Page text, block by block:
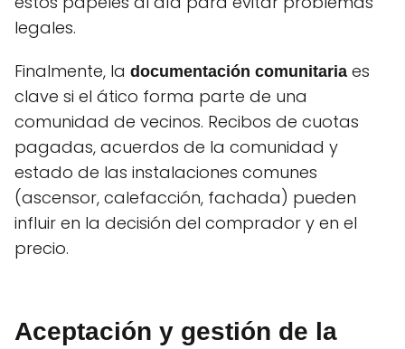
legales.
Finalmente, la documentación comunitaria es
clave si el ático forma parte de una
comunidad de vecinos. Recibos de cuotas
pagadas, acuerdos de la comunidad y
estado de las instalaciones comunes
(ascensor, calefacción, fachada) pueden
influir en la decisión del comprador y en el
precio.
Aceptación y gestión de la